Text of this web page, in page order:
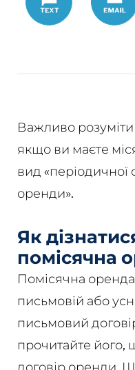
Важливо розуміти
якщо ви маєте
вид «періодичної
оренди».
Як
помісячна
Помісячна
письмовій або
письмовий
прочитайте його,
договір оренди.